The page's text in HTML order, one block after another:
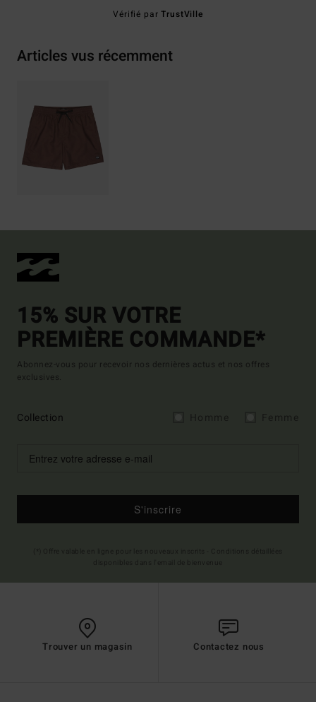
Vérifié parTrustVille
Articles vus récemment
15% SUR VOTRE
PREMIÈRE COMMANDE*
Abonnez-vous pour recevoir nos dernières actus et nos offres
exclusives.
Collection
S'inscrire
Trouver un magasin Contactez nous